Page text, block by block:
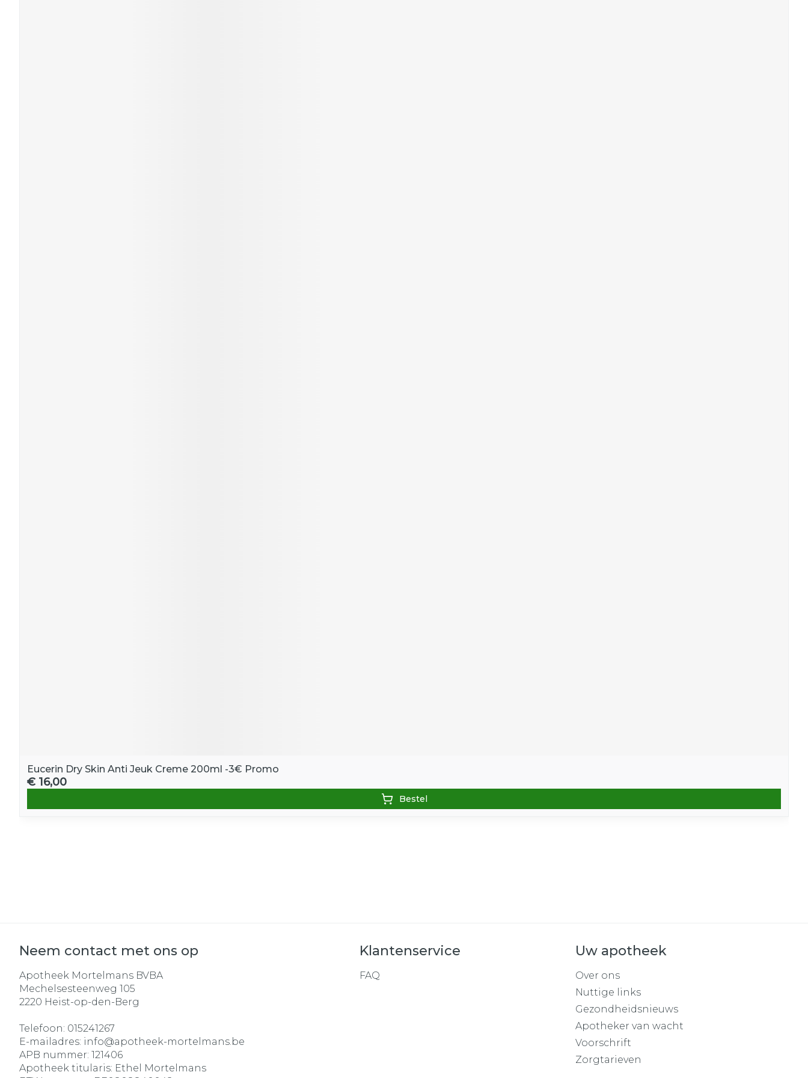
Eucerin Dry Skin Anti Jeuk Creme 200ml -3€ Promo
€ 16,00
Bestel
Neem contact met ons op
Apotheek Mortelmans BVBA
Mechelsesteenweg 105
2220 Heist-op-den-Berg
Telefoon: 015241267
E-mailadres: info@apotheek-mortelmans.be
APB nummer: 121406
Apotheek titularis: Ethel Mortelmans
Klantenservice
FAQ
Uw apotheek
Over ons
Nuttige links
Gezondheidsnieuws
Apotheker van wacht
Voorschrift
Zorgtarieven